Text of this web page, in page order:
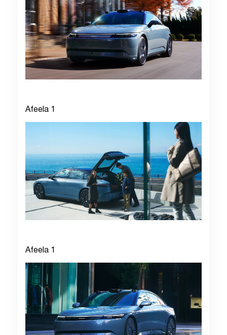
Afeela 1
Afeela 1